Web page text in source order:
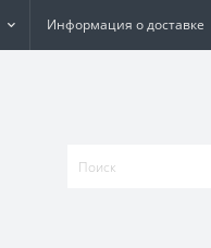
Информация о доставке